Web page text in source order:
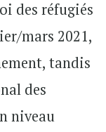
des réfugiés
mars 2021,
tandis
des
niveau